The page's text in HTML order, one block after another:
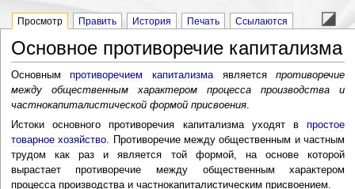
Просмотр Править История Печать Ссылаются
Основное противоречие капитализма
Основнымпротиворечием капитализмаявляетсяпротиворечие
между общественным характером процесса производства и
частнокапиталистической формой присвоения.
Истоки основного противоречия капитализма уходят впростое
товарное хозяйство. Противоречие между общественным и частным
трудом как раз и является той формой, на основе которой
вырастает противоречие между общественным характером
процесса производства и частнокапиталистическим присвоением.